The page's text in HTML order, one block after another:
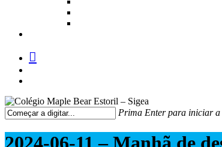
facebook
instagram
medium
Prima Enter para iniciar a
Pesquisa